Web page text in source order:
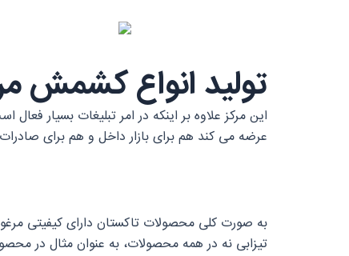
تولید انواع کشمش
این مرکز علاوه بر اینکه در امر تبلیغات بسیار
عرضه می کند هم برای بازار داخل و هم برای
به صورت کلی محصولات تاکستان دارای کیفیتی
تیزابی نه در همه محصولات، به عنوان مثال در